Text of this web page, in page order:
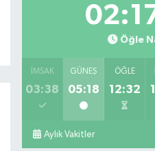
Öğle
İMSAK
03:38
GÜNEŞ
05:18
ÖĞLE
12:32
Aylık Vakitler